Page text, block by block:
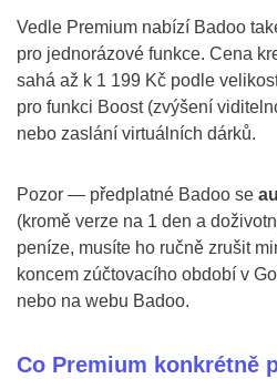
Vedle Premium nabízí Badoo
pro jednorázové funkce. Cena
sahá až k 1 199 Kč podle
pro funkci Boost (zvýšení
nebo zaslání virtuálních dárků.
Pozor — předplatné Badoo se
(kromě verze na 1 den a
peníze, musíte ho ručně zrušit
koncem zúčtovacího období v
nebo na webu Badoo.
Co Premium konkrétně